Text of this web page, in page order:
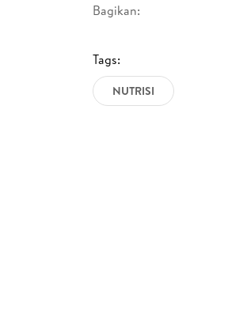
Bagikan:
Tags:
NUTRISI